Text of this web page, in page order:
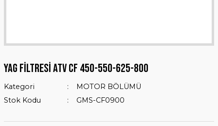
YAG FİLTRESİ ATV CF 450-550-625-800
Kategori
MOTOR BÖLÜMÜ
Stok Kodu
GMS-CF0900